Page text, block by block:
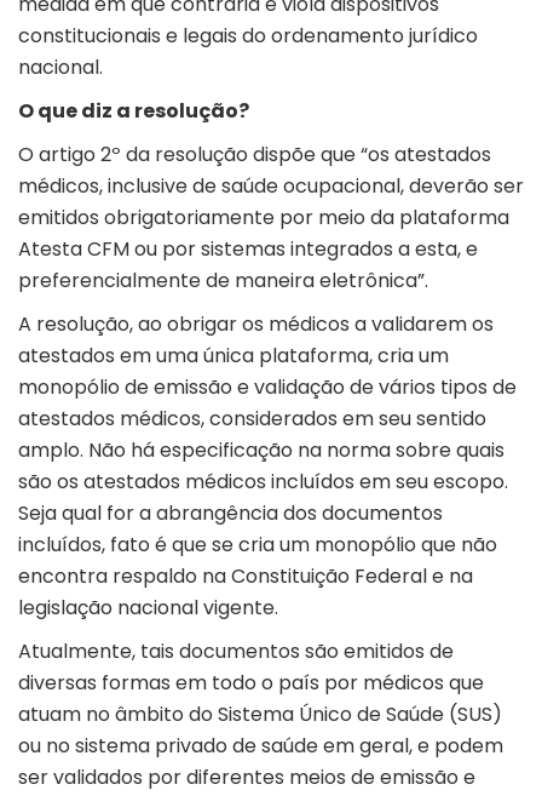
constitucionais e legais do ordenamento jurídico
nacional.
O que diz a resolução?
O artigo 2º da resolução dispõe que “os atestados
médicos, inclusive de saúde ocupacional, deverão ser
emitidos obrigatoriamente por meio da plataforma
Atesta CFM ou por sistemas integrados a esta, e
preferencialmente de maneira eletrônica”.
A resolução, ao obrigar os médicos a validarem os
atestados em uma única plataforma, cria um
monopólio de emissão e validação de vários tipos de
atestados médicos, considerados em seu sentido
amplo. Não há especificação na norma sobre quais
são os atestados médicos incluídos em seu escopo.
Seja qual for a abrangência dos documentos
incluídos, fato é que se cria um monopólio que não
encontra respaldo na Constituição Federal e na
legislação nacional vigente.
Atualmente, tais documentos são emitidos de
diversas formas em todo o país por médicos que
atuam no âmbito do Sistema Único de Saúde (SUS)
ou no sistema privado de saúde em geral, e podem
ser validados por diferentes meios de emissão e